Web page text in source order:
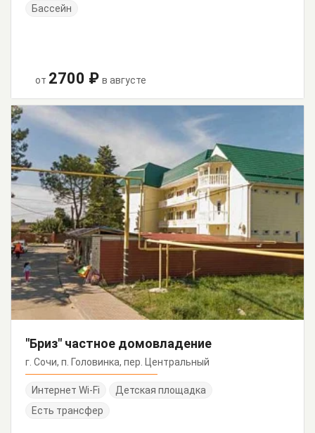
Бассейн
от 2700 ₽ в августе
"Бриз" частное домовладение
г. Сочи, п. Головинка, пер. Центральный
Интернет Wi-Fi
Детская площадка
Есть трансфер